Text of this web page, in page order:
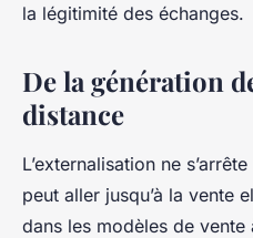
la légitimité des échanges.
De la génération
distance
L’externalisation ne
peut aller jusqu’à la vente
dans les modèles de vente